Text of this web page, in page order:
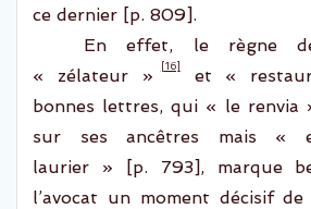
ce dernier [p. 809].
En effet, le règne
« zélateur »
[16] et «
bonnes lettres, qui « le renvia
sur ses ancêtres mais «
laurier » [p. 793], marque
l’avocat un moment décisif de